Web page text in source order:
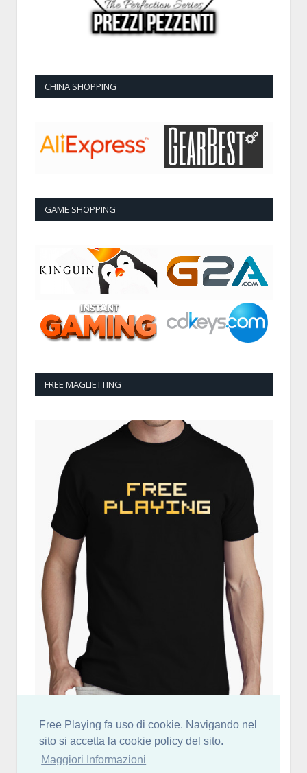
Free Playing fa uso di cookie. Navigando nel
sito si accetta la cookie policy del sito.
Maggiori Informazioni
CHINA SHOPPING
GAME SHOPPING
FREE MAGLIETTING